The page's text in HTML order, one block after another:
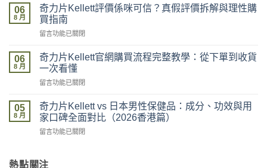
買
最
全？
網
vs
房
網
店
代
險
力
片
Kellett
2026
新
攻
官
網
惠、
06
8 月
奇力片Kellett評價係咪可信？真假評價拆解與理性購
買指南
在
力
片
Kellett
評
係
咪
信？
評
留言功能已關閉
06
8 月
奇力片Kellett官網購買流程完整教學：從下單到收貨
一次看懂
在
力
片
Kellett
官
買
留言功能已關閉
05
8 月
奇力片Kellett vs 日本男性保健品：成分、功效與用
家口碑全面對比（2026香港篇）
在
片
留言功能已關閉
熱點關注